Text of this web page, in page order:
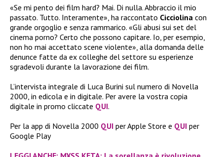
«Se mi pento dei film hard? Mai. Di nulla. Abbraccio il mio
passato. Tutto. Interamente», ha raccontato Cicciolina con
grande orgoglio e senza rammarico. «Gli abusi sui set del
cinema porno? Certo che possono capitare. Io, per esempio,
non ho mai accettato scene violente», alla domanda delle
denunce fatte da ex colleghe del settore su esperienze
sgradevoli durante la lavorazione dei film.
L’intervista integrale di Luca Burini sul numero di Novella
2000, in edicola e in digitale. Per avere la vostra copia
digitale in promo cliccate QUI.
Per la app di Novella 2000 QUI per Apple Store e QUI per
Google Play